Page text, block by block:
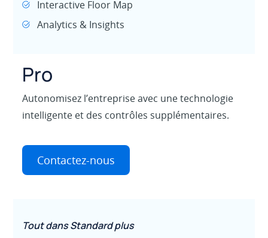
Interactive Floor Map
Analytics & Insights
Pro
Autonomisez l’entreprise avec une technologie
intelligente et des contrôles supplémentaires.
Contactez-nous
Tout dans Standard plus